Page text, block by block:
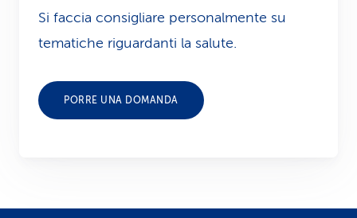
Si faccia consigliare personalmente su
tematiche riguardanti la salute.
PORRE UNA DOMANDA